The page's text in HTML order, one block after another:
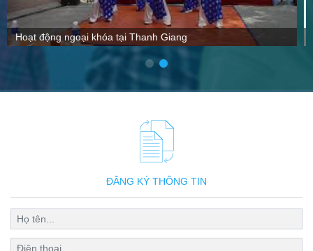
VTC nói gì về Thanh Giang
ĐĂNG KÝ THÔNG TIN